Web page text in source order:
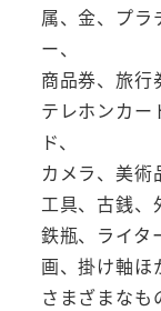
属、金、プラ
ー、
商品券、旅行
テレホンカー
ド、
カメラ、美
工具、古銭、
鉄瓶、ライタ
画、掛け軸ほ
さまざまなも